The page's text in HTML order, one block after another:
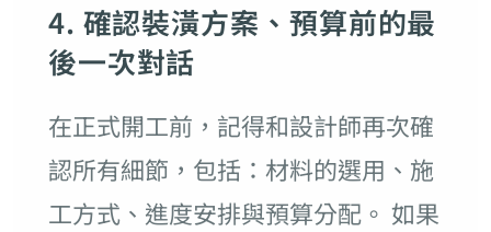
4. 確認裝潢方案、預算前的最
後一次對話
在正式開工前，記得和設計師再次確
認所有細節，包括：材料的選用、施
工方式、進度安排與預算分配。 如果